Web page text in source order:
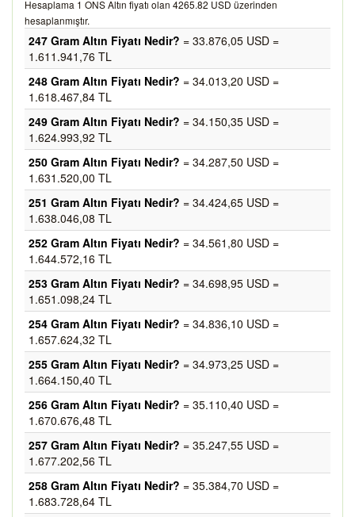
Hesaplama 1 ONS Altın fiyatı olan 4265.82 USD üzerinden
hesaplanmıştır.
247 Gram Altın Fiyatı Nedir? = 33.876,05 USD =
1.611.941,76 TL
248 Gram Altın Fiyatı Nedir? = 34.013,20 USD =
1.618.467,84 TL
249 Gram Altın Fiyatı Nedir? = 34.150,35 USD =
1.624.993,92 TL
250 Gram Altın Fiyatı Nedir? = 34.287,50 USD =
1.631.520,00 TL
251 Gram Altın Fiyatı Nedir? = 34.424,65 USD =
1.638.046,08 TL
252 Gram Altın Fiyatı Nedir? = 34.561,80 USD =
1.644.572,16 TL
253 Gram Altın Fiyatı Nedir? = 34.698,95 USD =
1.651.098,24 TL
254 Gram Altın Fiyatı Nedir? = 34.836,10 USD =
1.657.624,32 TL
255 Gram Altın Fiyatı Nedir? = 34.973,25 USD =
1.664.150,40 TL
256 Gram Altın Fiyatı Nedir? = 35.110,40 USD =
1.670.676,48 TL
257 Gram Altın Fiyatı Nedir? = 35.247,55 USD =
1.677.202,56 TL
258 Gram Altın Fiyatı Nedir? = 35.384,70 USD =
1.683.728,64 TL